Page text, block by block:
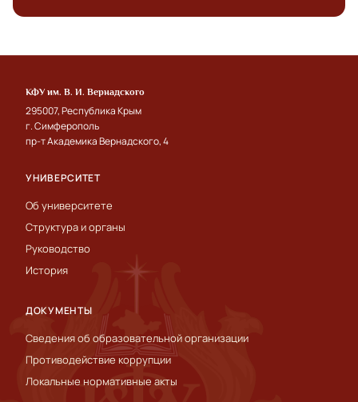
КФУ им. В. И. Вернадского
295007, Республика Крым
г. Симферополь
пр-т Академика Вернадского, 4
УНИВЕРСИТЕТ
Об университете
Структура и органы
Руководство
История
ДОКУМЕНТЫ
Сведения об образовательной организации
Противодействие коррупции
Локальные нормативные акты